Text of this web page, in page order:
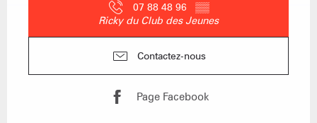
07 88 48 96 ▒▒
Ricky du Club des Jeunes
Contactez-nous
Page Facebook